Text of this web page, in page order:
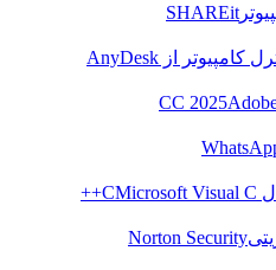
ازAnyDesk
Microsoft
Norton